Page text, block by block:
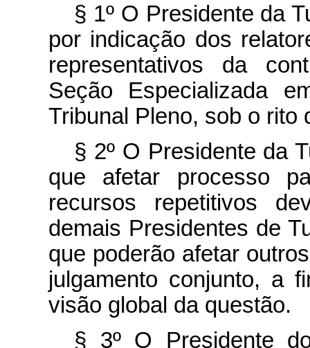
§ 1º O Presidente da
por indicação dos
representativos da
Seção Especializada
Tribunal Pleno, sob o rito
§ 2º O Presidente da
que afetar processo
recursos repetitivos
demais Presidentes de
que poderão afetar
julgamento conjunto, a
visão global da questão.
§ 3º O Presidente